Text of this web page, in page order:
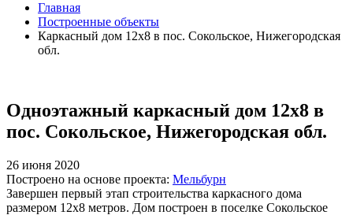
Главная
Построенные объекты
Каркасный дом 12х8 в пос. Сокольское, Нижегородская
обл.
Одноэтажный каркасный дом 12х8 в
пос. Сокольское, Нижегородская обл.
26 июня 2020
Построено на основе проекта: Мельбурн
Завершен первый этап строительства каркасного дома
размером 12х8 метров. Дом построен в поселке Сокольское